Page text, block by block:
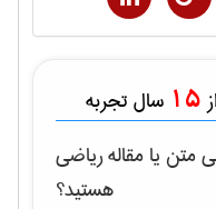
15 سال تجربه
متن یا مقالهرياضی
هستید؟